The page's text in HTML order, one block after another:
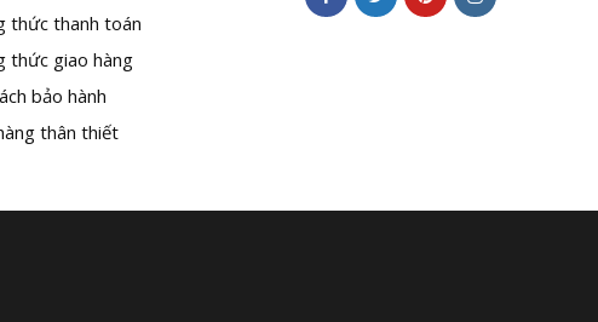
thức thanh toán
thức giao hàng
bảo hành
thân thiết